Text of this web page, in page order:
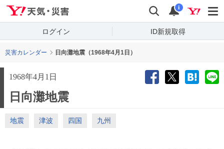
検索 通知
i
ログイン ID新規取得
災害カレンダー 日向灘地震（1968年4月1日）
1968年4月1日
日向灘地震
地震 津波 四国 九州